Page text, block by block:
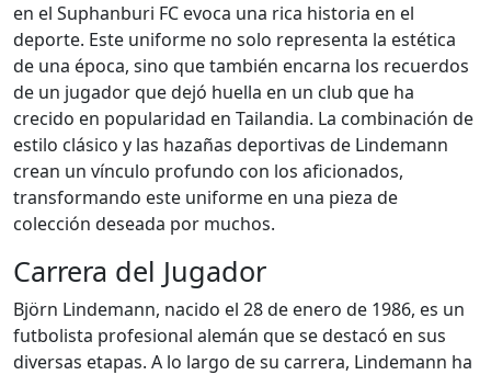
en el Suphanburi FC evoca una rica historia en el
deporte. Este uniforme no solo representa la estética
de una época, sino que también encarna los recuerdos
de un jugador que dejó huella en un club que ha
crecido en popularidad en Tailandia. La combinación de
estilo clásico y las hazañas deportivas de Lindemann
crean un vínculo profundo con los aficionados,
transformando este uniforme en una pieza de
colección deseada por muchos.
Carrera del Jugador
Björn Lindemann, nacido el 28 de enero de 1986, es un
futbolista profesional alemán que se destacó en sus
diversas etapas. A lo largo de su carrera, Lindemann ha